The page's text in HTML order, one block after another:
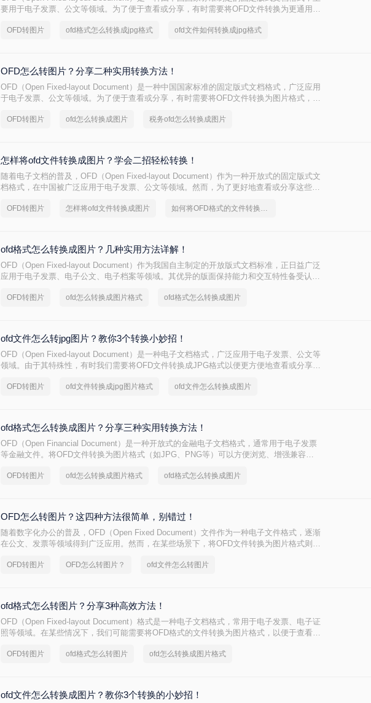
要用于电子发票、公文等领域。为了便于查看或分享，有时需要将OFD文件转换为更通用的
的方法。
OFD转图片 ofd格式怎么转换成jpg格式 ofd文件如何转换成jpg格式
OFD怎么转图片？分享二种实用转换方法！
OFD（Open Fixed-layout Document）是一种中国国家标准的固定版式文档格式，广泛应用
于电子发票、公文等领域。为了便于查看或分享，有时需要将OFD文件转换为图片格式，如
OFD转图片 ofd怎么转换成图片 税务ofd怎么转换成图片
怎样将ofd文件转换成图片？学会二招轻松转换！
随着电子文档的普及，OFD（Open Fixed-layout Document）作为一种开放式的固定版式文
档格式，在中国被广泛应用于电子发票、公文等领域。然而，为了更好地查看或分享这些文
见的OFD转图片的方法，帮助用户根据自身需求选择最适合的方式。
OFD转图片 怎样将ofd文件转换成图片 如何将OFD格式的文件转换成图片
ofd格式怎么转换成图片？几种实用方法详解！
OFD（Open Fixed-layout Document）作为我国自主制定的开放版式文档标准，正日益广泛
应用于电子发票、电子公文、电子档案等领域。其优异的版面保持能力和交互特性备受认
图片？无论是为了快速展示发票内容，还是将公文页面嵌入报告，将OFD转换为图片都是一
OFD转图片 ofd怎么转换成图片格式 ofd格式怎么转换成图片
ofd文件怎么转jpg图片？教你3个转换小妙招！
OFD（Open Fixed-layout Document）是一种电子文档格式，广泛应用于电子发票、公文等
领域。由于其特殊性，有时我们需要将OFD文件转换成JPG格式以便更方便地查看或分享。
助您根据具体需求选择最适合的方式。
OFD转图片 ofd文件转换成jpg图片格式 ofd文件怎么转换成图片
ofd格式怎么转换成图片？分享三种实用转换方法！
OFD（Open Financial Document）是一种开放式的金融电子文档格式，通常用于电子发票
等金融文件。将OFD文件转换为图片格式（如JPG、PNG等）可以方便浏览、增强兼容
绍三种将ofd转图片的方法。
OFD转图片 ofd怎么转换成图片格式 ofd格式怎么转换成图片
OFD怎么转图片？这四种方法很简单，别错过！
随着数字化办公的普及，OFD（Open Fixed Document）文件作为一种电子文件格式，逐渐
在公文、发票等领域得到广泛应用。然而，在某些场景下，将OFD文件转换为图片格式则更
图片的实用方法。
OFD转图片 OFD怎么转图片？ ofd文件怎么转图片
ofd格式怎么转图片？分享3种高效方法！
OFD（Open Fixed-layout Document）格式是一种电子文档格式，常用于电子发票、电子证
照等领域。在某些情况下，我们可能需要将OFD格式的文件转换为图片格式，以便于查看、
法。
OFD转图片 ofd格式怎么转图片 ofd怎么转换成图片格式
ofd文件怎么转换成图片？教你3个转换的小妙招！